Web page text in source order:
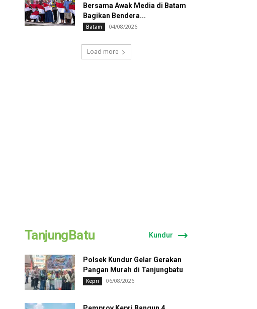
Bersama Awak Media di Batam
Bagikan Bendera...
Batam 04/08/2026
Load more
TanjungBatu Kundur
Polsek Kundur Gelar Gerakan
Pangan Murah di Tanjungbatu
Kepri 06/08/2026